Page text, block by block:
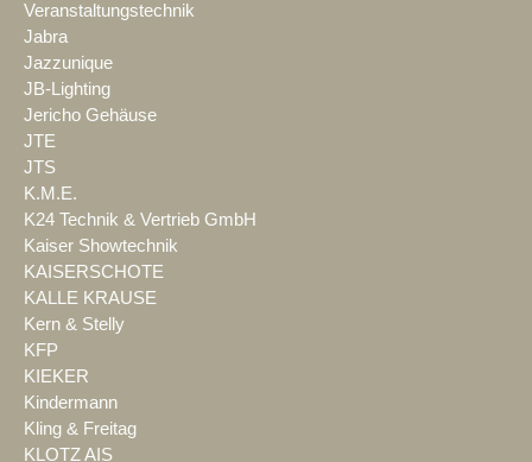
Veranstaltungstechnik
Jabra
Jazzunique
JB-Lighting
Jericho Gehäuse
JTE
JTS
K.M.E.
K24 Technik & Vertrieb GmbH
Kaiser Showtechnik
KAISERSCHOTE
KALLE KRAUSE
Kern & Stelly
KFP
KIEKER
Kindermann
Kling & Freitag
KLOTZ AIS